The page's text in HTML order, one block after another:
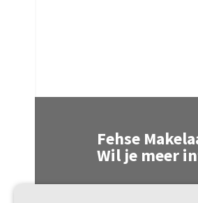
Fehse
Wil je meer